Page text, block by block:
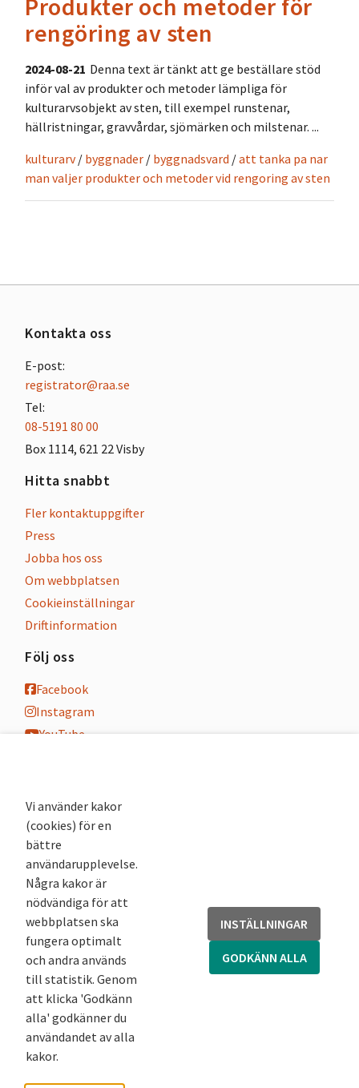
rengöring av sten
2024-08-21 Denna text är tänkt att ge beställare stöd
inför val av produkter och metoder lämpliga för
kulturarvsobjekt av sten, till exempel runstenar,
hällristningar, gravvårdar, sjömärken och milstenar. ...
kulturarv / byggnader / byggnadsvard /att tanka pa nar
man valjer produkter och metoder vid rengoring av sten
Kontakta oss
E-post:
registrator@raa.se
Tel:
08-5191 80 00
Box 1114, 621 22 Visby
Hitta snabbt
Fler kontaktuppgifter
Press
Jobba hos oss
Om webbplatsen
Cookieinställningar
Driftinformation
Följ oss
Facebook
Instagram
YouTube
Nyhetsbrev
Andra webbplatser
Arkivsök
Fornsök
Fornreg
Bebyggelseregistret
Runor
Kringla
Vi använder kakor
(cookies) för en
bättre
användarupplevelse.
Några kakor är
nödvändiga för att
webbplatsen ska
fungera optimalt
och andra används
till statistik. Genom
att klicka 'Godkänn
alla' godkänner du
användandet av alla
kakor.
INSTÄLLNINGAR
GODKÄNN ALLA